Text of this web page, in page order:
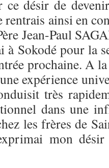
ce désir de
rentrais ainsi en
Jean-Paul
à Sokodé pour la
prochaine. A
expérience
très
dans une
les frères de
mon